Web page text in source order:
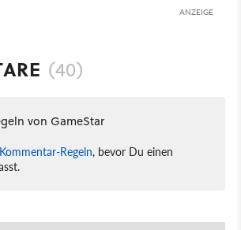
ANZEIGE
(40)
von GameStar
Kommentar-Regeln, bevor Du einen